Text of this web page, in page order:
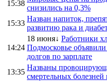
15:38
снизились на 0,3%
15:33
Назван напиток,
развитию рака и
14:24
18 июня↓ Работники
Подмосковье объявили
долгов по зарплате
13:35
Названы
смертельных